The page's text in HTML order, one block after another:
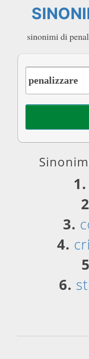
sinonimi di
1.
3.
4.
6.